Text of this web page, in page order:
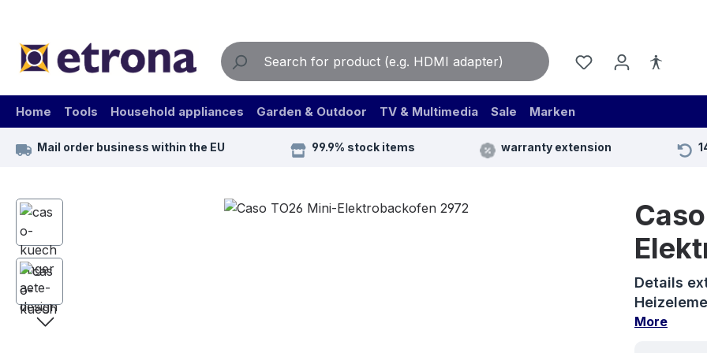
Home Tools Household appliances Garden & Outdoor TV & Multimedia Sale Marken
Mail order business within the EU 99.9% stock items warranty extension
Skip image gallery
Details
More